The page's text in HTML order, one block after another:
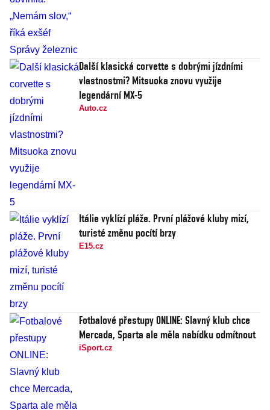
Další klasická corvette s dobrými jízdními
vlastnostmi? Mitsuoka znovu využije
legendární MX-5
Auto.cz
Itálie vyklízí pláže. První plážové kluby mizí,
turisté změnu pocítí brzy
E15.cz
Fotbalové přestupy ONLINE: Slavný klub chce
Mercada, Sparta ale měla nabídku odmítnout
iSport.cz